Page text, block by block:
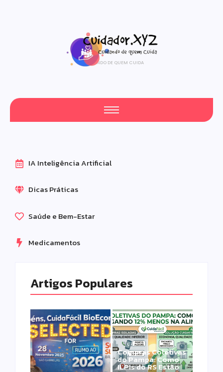
CUIDANDO DE QUEM CUIDA
IA Inteligência Artificial
Dicas Práticas
Saúde e Bem-Estar
Medicamentos
Artigos Populares
Compras Coletivas
do Pampa: Como
ILPIs do RS Estão